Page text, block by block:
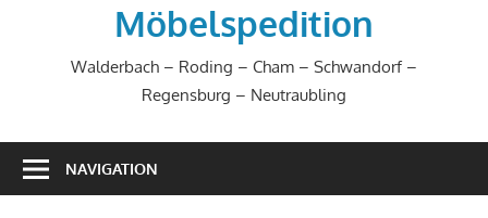
Möbelspedition
Walderbach – Roding – Cham – Schwandorf –
Regensburg – Neutraubling
NAVIGATION